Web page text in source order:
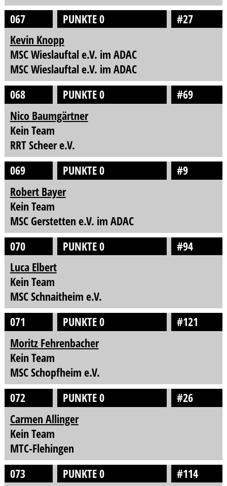
067
PUNKTE 0
#27
Kevin Knopp
MSC Wieslauftal e.V. im ADAC
MSC Wieslauftal e.V. im ADAC
068
PUNKTE 0
#69
Nico Baumgärtner
Kein Team
RRT Scheer e.V.
069
PUNKTE 0
#9
Robert Bayer
Kein Team
MSC Gerstetten e.V. im ADAC
070
PUNKTE 0
#94
Luca Elbert
Kein Team
MSC Schnaitheim e.V.
071
PUNKTE 0
#121
Moritz Fehrenbacher
Kein Team
MSC Schopfheim e.V.
072
PUNKTE 0
#26
Carmen Allinger
Kein Team
MTC-Flehingen
073
PUNKTE 0
#114